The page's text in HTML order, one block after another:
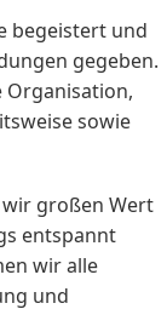
begeistert und
gegeben.
Organisation,
sowie
großen Wert
entspannt
wir alle
und